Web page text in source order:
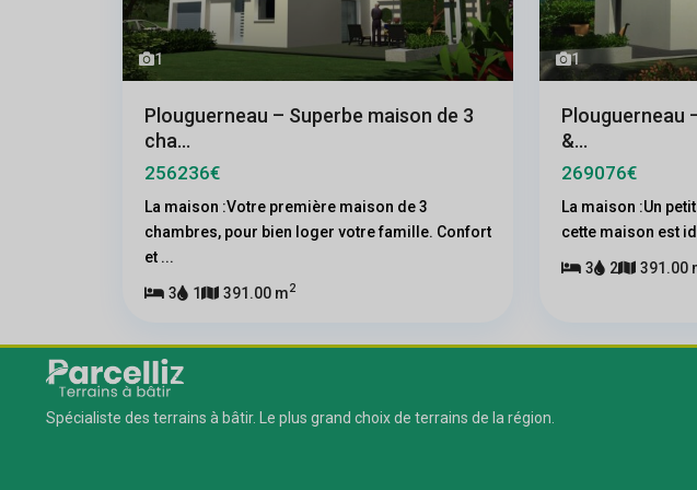
1
Plouguerneau – Superbe maison de 3
cha...
256236€
La maison :Votre première maison de 3
chambres, pour bien loger votre famille. Confort
et ...
3 1 391.00 m2
1
Plouguerneau
&...
269076€
La maison :Un
cette maison est
3 2 391.00
Spécialiste des terrains à bâtir. Le plus grand choix de terrains de la région.